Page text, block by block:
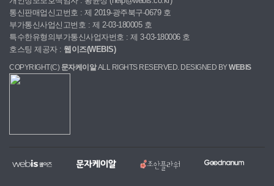
통신판매업신고번호 : 제 2019-광주북구-0679 호
부가통신사업신고번호 : 제 2-03-180005 호
특수한유형의부가통신사업자번호 : 제 3-03-180006 호
호스팅 제공자 : 웹이즈(WEBIS)
COPYRIGHT(C) 문자케이알ALL RIGHTS RESERVED. DESIGNED BYWEBIS
이
홈
문
자
대
조
안
국
굿
복